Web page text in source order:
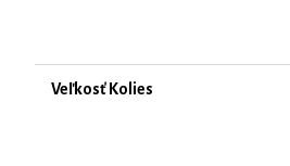
Veľkosť Kolies